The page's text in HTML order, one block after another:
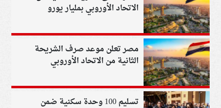
الاتحاد الأوروبي بمليار يورو
مصر تعلن موعد صرف الشريحة
الثانية من الاتحاد الأوروبي
تسليم 100 وحدة سكنية ضمن